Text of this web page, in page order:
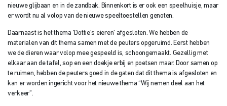
nieuwe glijbaan en in de zandbak. Binnenkort is er ook een speelhuisje, maar
er wordt nu al volop van de nieuwe speeltoestellen genoten.
Daarnaast is het thema ‘Dottie’s eieren’ afgesloten. We hebben de
materialen van dit thema samen met de peuters opgeruimd. Eerst hebben
we de dieren waar volop mee gespeeld is, schoongemaakt. Gezellig met
elkaar aan de tafel, sop en een doekje erbij en poetsen maar. Door samen op
te ruimen, hebben de peuters goed in de gaten dat dit thema is afgesloten en
kan er worden ingericht voor het nieuwe thema “Wij nemen deel aan het
verkeer”.